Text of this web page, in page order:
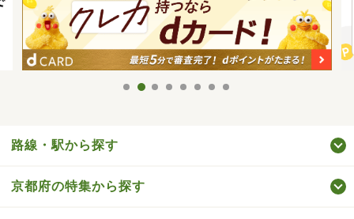
路線・駅から探す
京都府の特集から探す